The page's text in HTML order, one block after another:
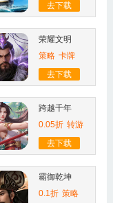
去下载
荣耀文明
策略 卡牌
去下载
跨越千年
0.05折 转游
去下载
霸御乾坤
0.1折 策略